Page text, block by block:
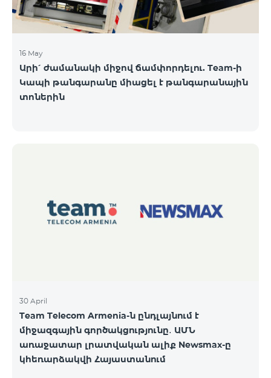
16 May
Արի՛ ժամանակի միջով ճամփորդելու. Team-ի
Կապի թանգարանը միացել է թանգարանային
տոներին
30 April
Team Telecom Armenia-ն ընդլայնում է
միջազգային գործակցությունը․ ԱՄՆ
առաջատար լրատվական ալիք Newsmax-ը
կհեռարձակվի Հայաստանում